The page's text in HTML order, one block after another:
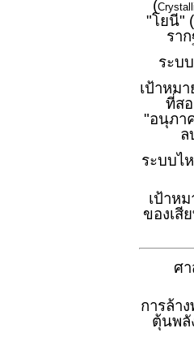
(
"โยนี" (
รา
ระบ
เป้าหมา
ที่ส
"อนุภา
ล
ระบบไ
เป้าหม
ของเสี
ศ
การล้า
ตุ้นพลั